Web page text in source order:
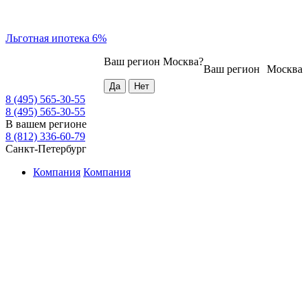
Льготная ипотека 6%
Москва
Ваш регион
Ваш регион Москва?
8 (495) 565-30-55
8 (495) 565-30-55
В вашем регионе
8 (812) 336-60-79
Санкт-Петербург
Компания Компания